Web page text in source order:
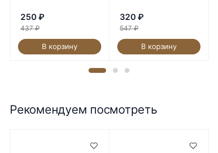
250 ₽
437 ₽
В корзину
320 ₽
547 ₽
В корзину
Рекомендуем посмотреть